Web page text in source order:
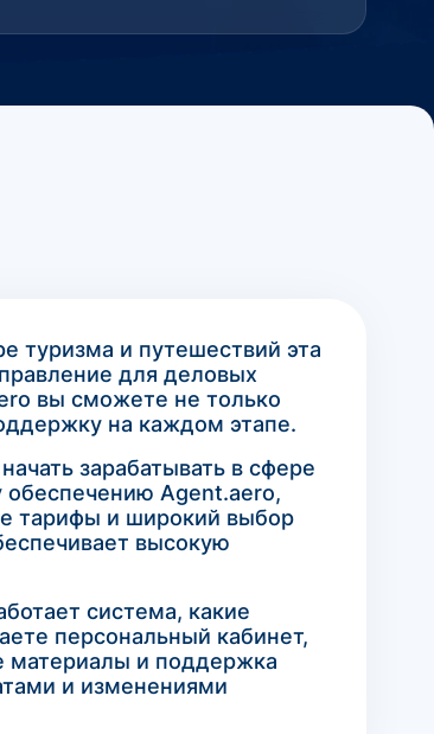
туризма и путешествий эта
для деловых
вы сможете не только
на каждом этапе.
зарабатывать в сфере
Agent.aero,
тарифы и широкий выбор
высокую
система, какие
персональный кабинет,
материалы и поддержка
и изменениями